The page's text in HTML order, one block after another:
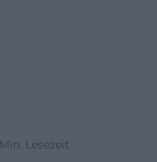
Min. Lesezeit